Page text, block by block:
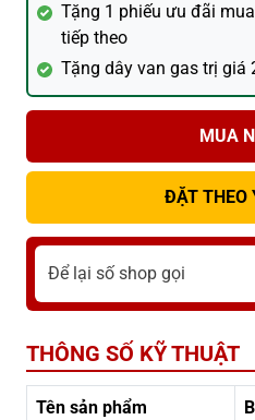
Tặng 1 phiếu ưu đãi
tiếp theo
Tặng dây van gas trị giá
MUA
ĐẶT THEO
THÔNG SỐ KỸ THUẬT
Tên sản phẩm